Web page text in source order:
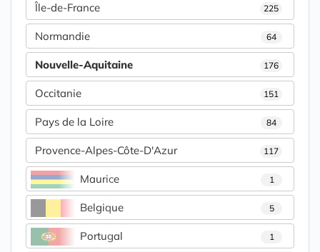
Île-de-France 225
Normandie 64
Nouvelle-Aquitaine 176
Occitanie 151
Pays de la Loire 84
Provence-Alpes-Côte-D'Azur 117
Maurice 1
Belgique 5
Portugal 1